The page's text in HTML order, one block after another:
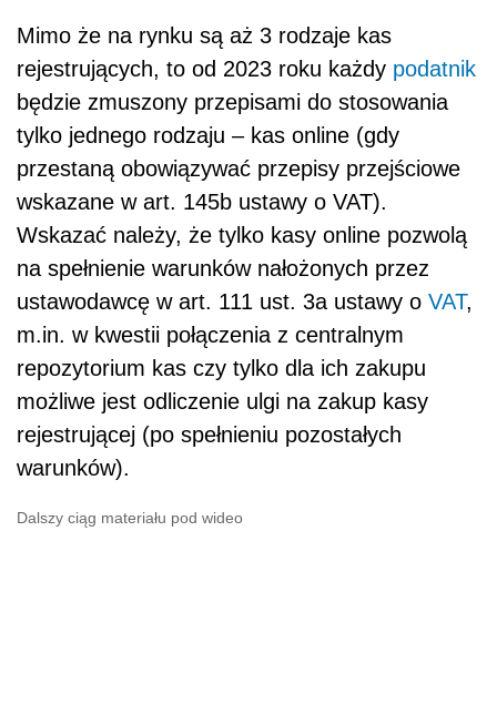
Mimo że na rynku są aż 3 rodzaje kas
rejestrujących, to od 2023 roku każdy podatnik
będzie zmuszony przepisami do stosowania
tylko jednego rodzaju – kas online (gdy
przestaną obowiązywać przepisy przejściowe
wskazane w art. 145b ustawy o VAT).
Wskazać należy, że tylko kasy online pozwolą
na spełnienie warunków nałożonych przez
ustawodawcę w art. 111 ust. 3a ustawy o VAT,
m.in. w kwestii połączenia z centralnym
repozytorium kas czy tylko dla ich zakupu
możliwe jest odliczenie ulgi na zakup kasy
rejestrującej (po spełnieniu pozostałych
warunków).
Dalszy ciąg materiału pod wideo